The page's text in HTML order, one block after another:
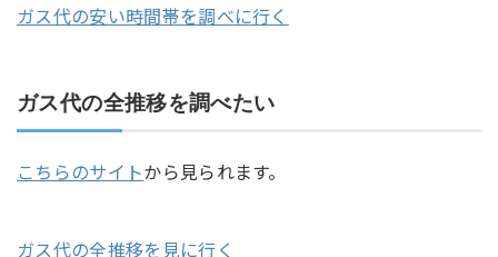
ガス代の安い時間帯を調べに行く
ガス代の全推移を調べたい
こちらのサイトから見られます。
ガス代の全推移を見に行く